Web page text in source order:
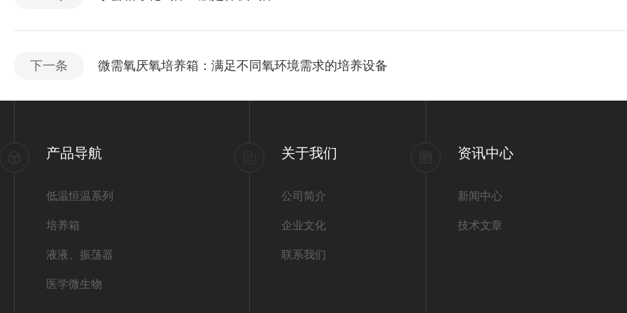
下一条 微需氧厌氧培养箱：满足不同氧环境需求的培养设备
产品导航
低温恒温系列
培养箱
液液、振荡器
医学微生物
关于我们
公司简介
企业文化
联系我们
资讯中心
新闻中心
技术文章